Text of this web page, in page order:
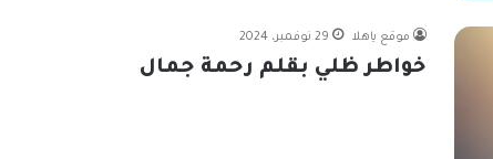
موقع ياهلا 29 نوفمبر، 2024
خواطر ظلي بقلم رحمة جمال